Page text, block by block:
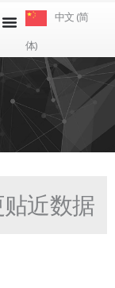
中文 (简
体)
近数据